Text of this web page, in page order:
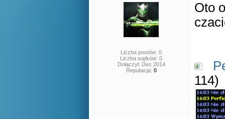
Liczba postów: 0
Liczba wątków: 0
Dołączył: Dec 2014
Reputacja: 0
Oto
114)